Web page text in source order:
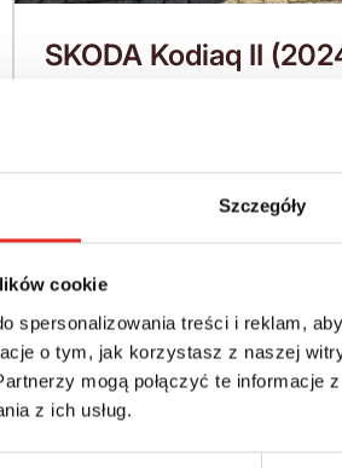
Szczegóły
cookie
spersonalizowania treści i reklam,
o tym, jak korzystasz z naszej
mogą połączyć te informacje
z ich usług.
SKODA Kodiaq II
4x4 stały
Benzyna
204
Leasing netto od:
2 520 zł